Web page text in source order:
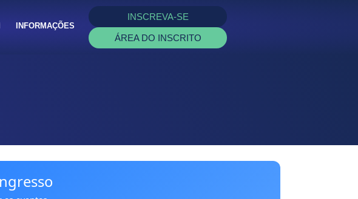
INFORMAÇÕES
INSCREVA-SE
ÁREA DO INSCRITO